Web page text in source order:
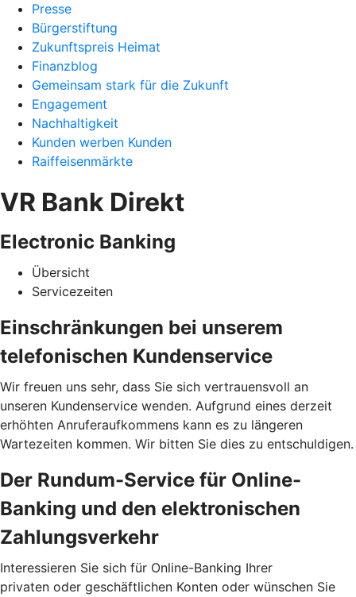
Presse
Bürgerstiftung
Zukunftspreis Heimat
Finanzblog
Gemeinsam stark für die Zukunft
Engagement
Nachhaltigkeit
Kunden werben Kunden
Raiffeisenmärkte
VR Bank Direkt
Electronic Banking
Übersicht
Servicezeiten
Einschränkungen bei unserem
telefonischen Kundenservice
Wir freuen uns sehr, dass Sie sich vertrauensvoll an
unseren Kundenservice wenden. Aufgrund eines derzeit
erhöhten Anruferaufkommens kann es zu längeren
Wartezeiten kommen. Wir bitten Sie dies zu entschuldigen.
Der Rundum-Service für Online-
Banking und den elektronischen
Zahlungsverkehr
Interessieren Sie sich für Online-Banking Ihrer
privaten oder geschäftlichen Konten oder wünschen Sie